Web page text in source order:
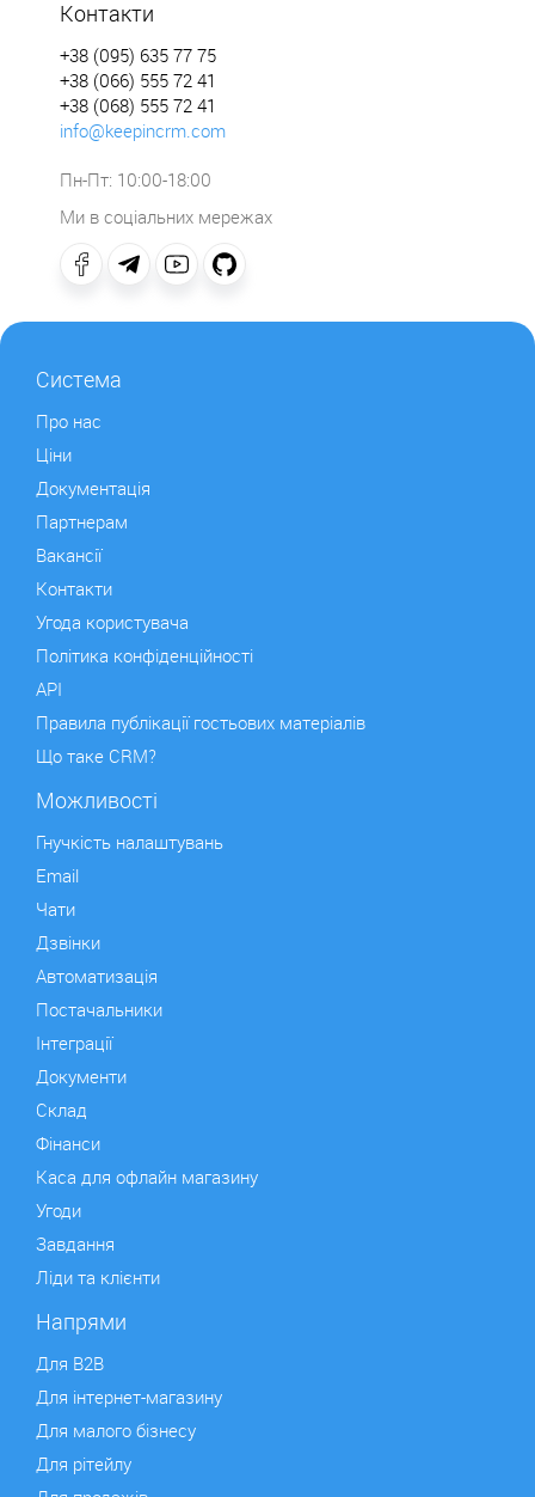
Система
Про нас
Ціни
Документація
Партнерам
Вакансії
Контакти
Угода користувача
Політика конфіденційності
API
Правила публікації гостьових матеріалів
Що таке CRM?
Можливості
Гнучкість налаштувань
Email
Чати
Дзвінки
Автоматизація
Постачальники
Інтеграції
Документи
Склад
Фінанси
Каса для офлайн магазину
Угоди
Завдання
Ліди та клієнти
Напрями
Для B2B
Для інтернет-магазину
Для малого бізнесу
Для рітейлу
Контакти
+38 (095) 635 77 75
+38 (066) 555 72 41
+38 (068) 555 72 41
info@keepincrm.com
Пн-Пт: 10:00-18:00
Ми в соціальних мережах